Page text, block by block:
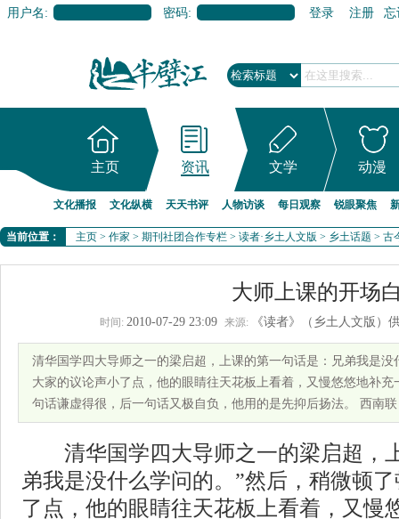
用户名: 密码: 登录 注册 忘
主页 资讯 文学 动漫
文化播报 文化纵横 天天书评 人物访谈 每日观察 锐眼聚焦
当前位置： 主页 > 作家 > 期刊社团合作专栏 > 读者·乡土人文版 > 乡土话题 > 古
大师上课的开场
时间: 2010-07-29 23:09 来源: 《读者》（乡土人文版）
清华国学四大导师之一的梁启超，上课的第一句话是：兄弟我是
大家的议论声小了点，他的眼睛往天花板上看着，又慢悠悠地补
句话谦虚得很，后一句话又极自负，他用的是先抑后扬法。 西南联
清华国学四大导师之一的梁启超，
弟我是没什么学问的。”然后，稍微顿
了点，他的眼睛往天花板上看着，又慢